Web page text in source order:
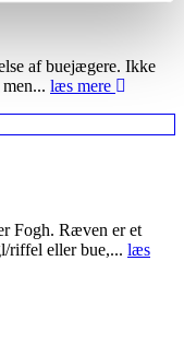
af buejægere. Ikke
læs mere
Fogh. Ræven er et
riffel eller bue,... læs